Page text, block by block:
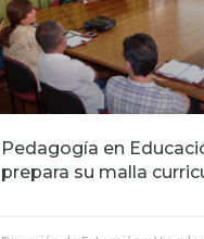
Pedagogía en
prepara su malla